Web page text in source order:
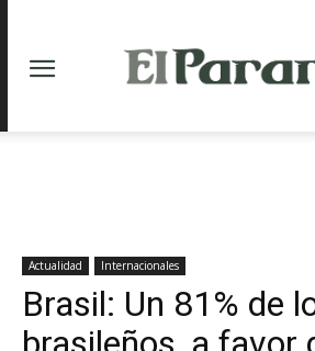
Actualidad Internacionales
Brasil: Un 81% de